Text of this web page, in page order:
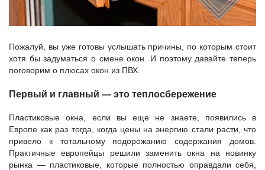
Пожалуй, вы уже готовы услышать причины, по которым стоит
хотя бы задуматься о смене окон. И поэтому давайте теперь
поговорим о плюсах окон из ПВХ.
Первый и главный — это теплосбережение
Пластиковые окна, если вы еще не знаете, появились в
Европе как раз тогда, когда цены на энергию стали расти, что
привело к тотальному подорожанию содержания домов.
Практичные европейцы решили заменить окна на новинку
рынка — пластиковые, которые полностью оправдали себя,